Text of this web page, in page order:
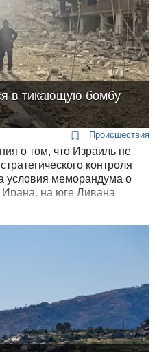
в тикающую бомбу
Происшествия
о том, что Израиль не
контроля
условия меморандума о
на юге Ливана
израильскими
признаются, что
руководств к